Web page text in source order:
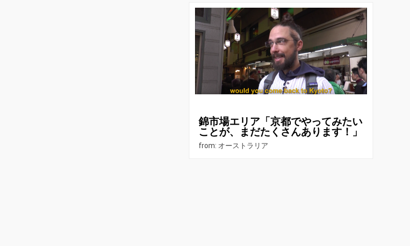
錦市場エリア「京都でやってみたい
ことが、まだたくさんあります！」
from: オーストラリア